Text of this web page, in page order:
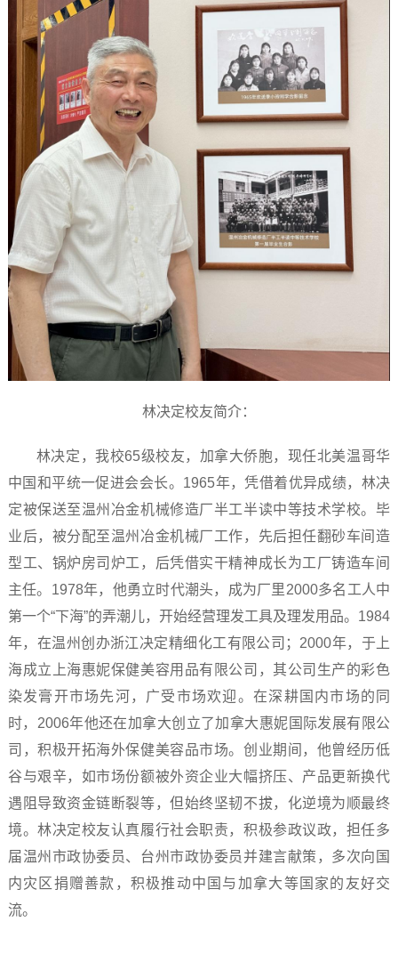
林决定校友简介：
林决定，我校65级校友，加拿大侨胞，现任北美温哥华
中国和平统一促进会会长‌。1965年，凭借着优异成绩，林决
定被保送至温州冶金机械修造厂半工半读中等技术学校。毕
业后，被分配至温州冶金机械厂工作，先后担任翻砂车间造
型工、锅炉房司炉工，后凭借实干精神成长为工厂铸造车间
主任。1978年，他勇立时代潮头，成为厂里2000多名工人中
第一个“下海”的弄潮儿，开始经营理发工具及理发用品。1984
年，在温州创办浙江决定精细化工有限公司；2000年，于上
海成立上海惠妮保健美容用品有限公司，其公司生产的彩色
染发膏开市场先河，广受市场欢迎。在深耕国内市场的同
时，2006年他还在加拿大创立了加拿大惠妮国际发展有限公
司，积极开拓海外保健美容品市场。创业期间，他曾经历低
谷与艰辛，如市场份额被外资企业大幅挤压、产品更新换代
遇阻导致资金链断裂等，但始终坚韧不拔，化逆境为顺最终
境。林决定校友认真履行社会职责，积极参政议政，担任多
届温州市政协委员、台州市政协委员并建言献策，多次向国
内灾区捐赠善款，积极推动中国与加拿大等国家的友好交
流。